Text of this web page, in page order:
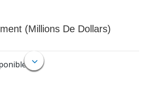
(Millions De Dollars)